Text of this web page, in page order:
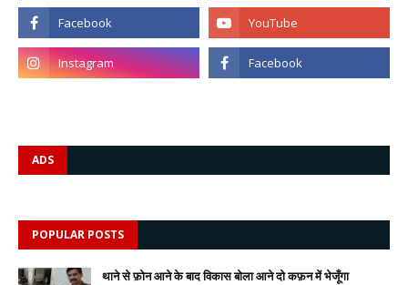
ADS
POPULAR POSTS
थाने से फ़ोन आने के बाद विकास बोला आने दो कफ़न में भेजूँगा